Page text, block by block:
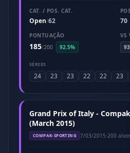
CAT. / POS. CAT.
Open/62 70
PONTUAÇÃO
185/200 92.5%
VS
SÉRIES
24 23 23 22 22 23
Grand Prix of Italy -
(March 2015)
COMPAK-SPORTING 7/03/2015·200